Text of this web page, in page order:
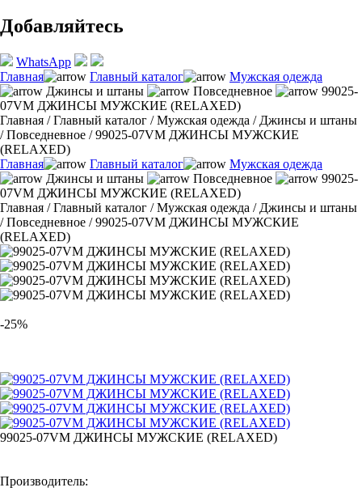
Добавляйтесь
WhatsApp
Главная
Главный каталог
Мужская одежда
Джинсы и штаны
Повседневное
99025-
07VM ДЖИНСЫ МУЖСКИЕ (RELAXED)
Главная /Главный каталог /Мужская одежда / Джинсы и штаны
/Повседневное /99025-07VM ДЖИНСЫ МУЖСКИЕ
(RELAXED)
Главная
Главный каталог
Мужская одежда
Джинсы и штаны
Повседневное
99025-
07VM ДЖИНСЫ МУЖСКИЕ (RELAXED)
Главная /Главный каталог /Мужская одежда / Джинсы и штаны
/Повседневное /99025-07VM ДЖИНСЫ МУЖСКИЕ
(RELAXED)
-25%
99025-07VM ДЖИНСЫ МУЖСКИЕ (RELAXED)
Производитель: